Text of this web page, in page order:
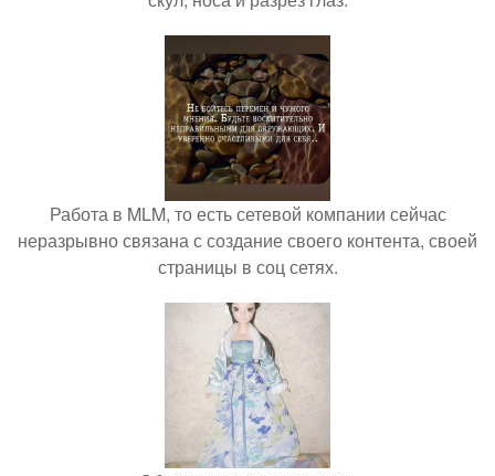
Работа в MLM, то есть сетевой компании сейчас
неразрывно связана с создание своего контента, своей
страницы в соц сетях.